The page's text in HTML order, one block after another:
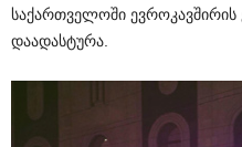
საქართველოში ევროკავშირის
დაადასტურა.